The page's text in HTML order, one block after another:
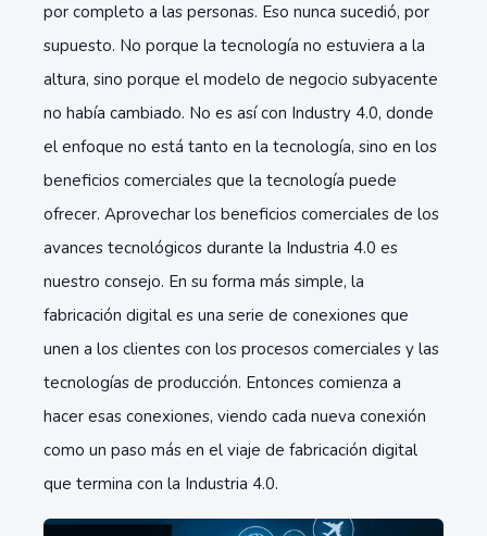
por completo a las personas. Eso nunca sucedió, por
supuesto. No porque la tecnología no estuviera a la
altura, sino porque el modelo de negocio subyacente
no había cambiado. No es así con Industry 4.0, donde
el enfoque no está tanto en la tecnología, sino en los
beneficios comerciales que la tecnología puede
ofrecer. Aprovechar los beneficios comerciales de los
avances tecnológicos durante la Industria 4.0 es
nuestro consejo. En su forma más simple, la
fabricación digital es una serie de conexiones que
unen a los clientes con los procesos comerciales y las
tecnologías de producción. Entonces comienza a
hacer esas conexiones, viendo cada nueva conexión
como un paso más en el viaje de fabricación digital
que termina con la Industria 4.0.